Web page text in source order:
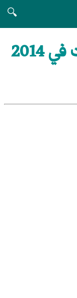
🔍
فهرس:شركات تأسست في 2014